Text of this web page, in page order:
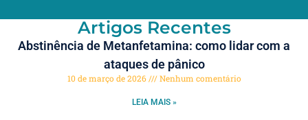
Artigos Recentes
Abstinência de Metanfetamina: como lidar com a
ataques de pânico
10 de março de 2026 Nenhum comentário
LEIA MAIS »